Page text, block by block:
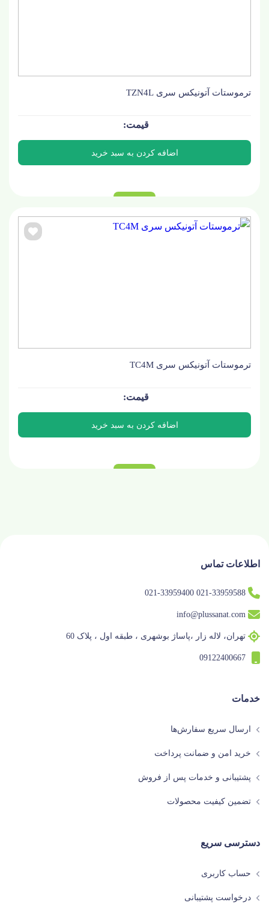
ترموستات آتونیکس سری TZN4L
ترموستات آتونیکس سری TC4M
اطلاعات تماس
021-33959588 021-33959400
info@plussanat.com
تهران، لاله زار ،پاساژ بوشهری ، طبقه اول ، پلاک 60
09122400667
خدمات
ارسال سریع سفارش‌ها
خرید امن و ضمانت پرداخت
پشتیبانی و خدمات پس از فروش
تضمین کیفیت محصولات
دسترسی سریع
حساب کاربری
درخواست پشتیبانی